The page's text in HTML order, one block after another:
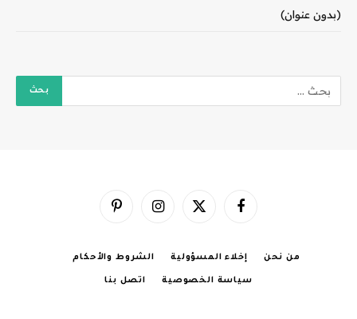
(بدون عنوان)
فيسبوك X
الانستغرامبينتيريست
من نحن إخلاء المسؤولية الشروط والأحكام
سياسة الخصوصية اتصل بنا